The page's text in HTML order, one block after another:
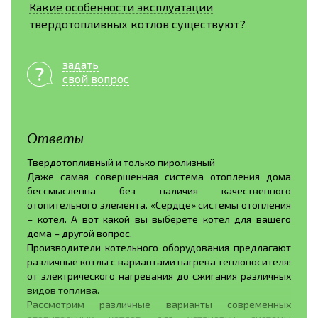
Какие особенности эксплуатации
твердотопливных котлов существуют?
задать
свой вопрос
Ответы
Твердотопливный и только пиролизный
Даже самая совершенная система отопления дома
бессмысленна без наличия качественного
отопительного элемента. «Сердце» системы отопления
– котел. А вот какой вы выберете котел для вашего
дома – другой вопрос.
Производители котельного оборудования предлагают
различные котлы с вариантами нагрева теплоносителя:
от электрического нагревания до сжигания различных
видов топлива.
Рассмотрим различные варианты современных